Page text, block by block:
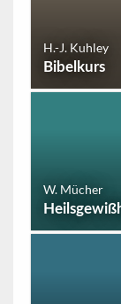
H.-J. Kuhley
Bibelkurs
W. Mücher